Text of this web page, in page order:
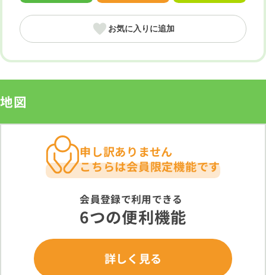
お気に入りに追加
地図
申し訳ありません
こちらは会員限定機能です
会員登録で利用できる
6つの便利機能
詳しく見る